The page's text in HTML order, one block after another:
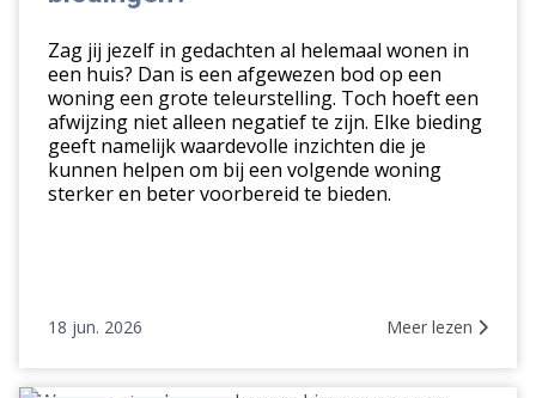
biedingen?
Zag jij jezelf in gedachten al helemaal wonen in
een huis? Dan is een afgewezen bod op een
woning een grote teleurstelling. Toch hoeft een
afwijzing niet alleen negatief te zijn. Elke bieding
geeft namelijk waardevolle inzichten die je
kunnen helpen om bij een volgende woning
sterker en beter voorbereid te bieden.
18 jun. 2026 Meer lezen